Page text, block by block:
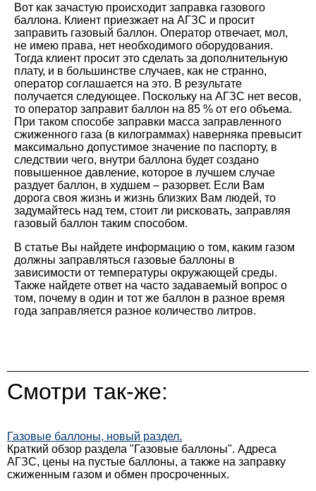
Вот как зачастую происходит заправка газового
баллона. Клиент приезжает на АГЗС и просит
заправить газовый баллон. Оператор отвечает, мол,
не имею права, нет необходимого оборудования.
Тогда клиент просит это сделать за дополнительную
плату, и в большинстве случаев, как не странно,
оператор соглашается на это. В результате
получается следующее. Поскольку на АГЗС нет весов,
то оператор заправит баллон на 85 % от его объема.
При таком способе заправки масса заправленного
сжиженного газа (в килограммах) наверняка превысит
максимально допустимое значение по паспорту, в
следствии чего, внутри баллона будет создано
повышенное давление, которое в лучшем случае
раздует баллон, в худшем – разорвет. Если Вам
дорога своя жизнь и жизнь близких Вам людей, то
задумайтесь над тем, стоит ли рисковать, заправляя
газовый баллон таким способом.
В статье Вы найдете информацию о том, каким газом
должны заправляться газовые баллоны в
зависимости от температуры окружающей среды.
Также найдете ответ на часто задаваемый вопрос о
том, почему в один и тот же баллон в разное время
года заправляется разное количество литров.
Смотри так-же:
Газовые баллоны, новый раздел.
Краткий обзор раздела "Газовые баллоны". Адреса
АГЗС, цены на пустые баллоны, а также на заправку
сжиженным газом и обмен просроченных.